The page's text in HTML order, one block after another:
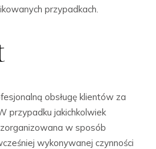
przypadkach.
obsługę klientów za
przypadku jakichkolwiek
w sposób
wykonywanej czynności